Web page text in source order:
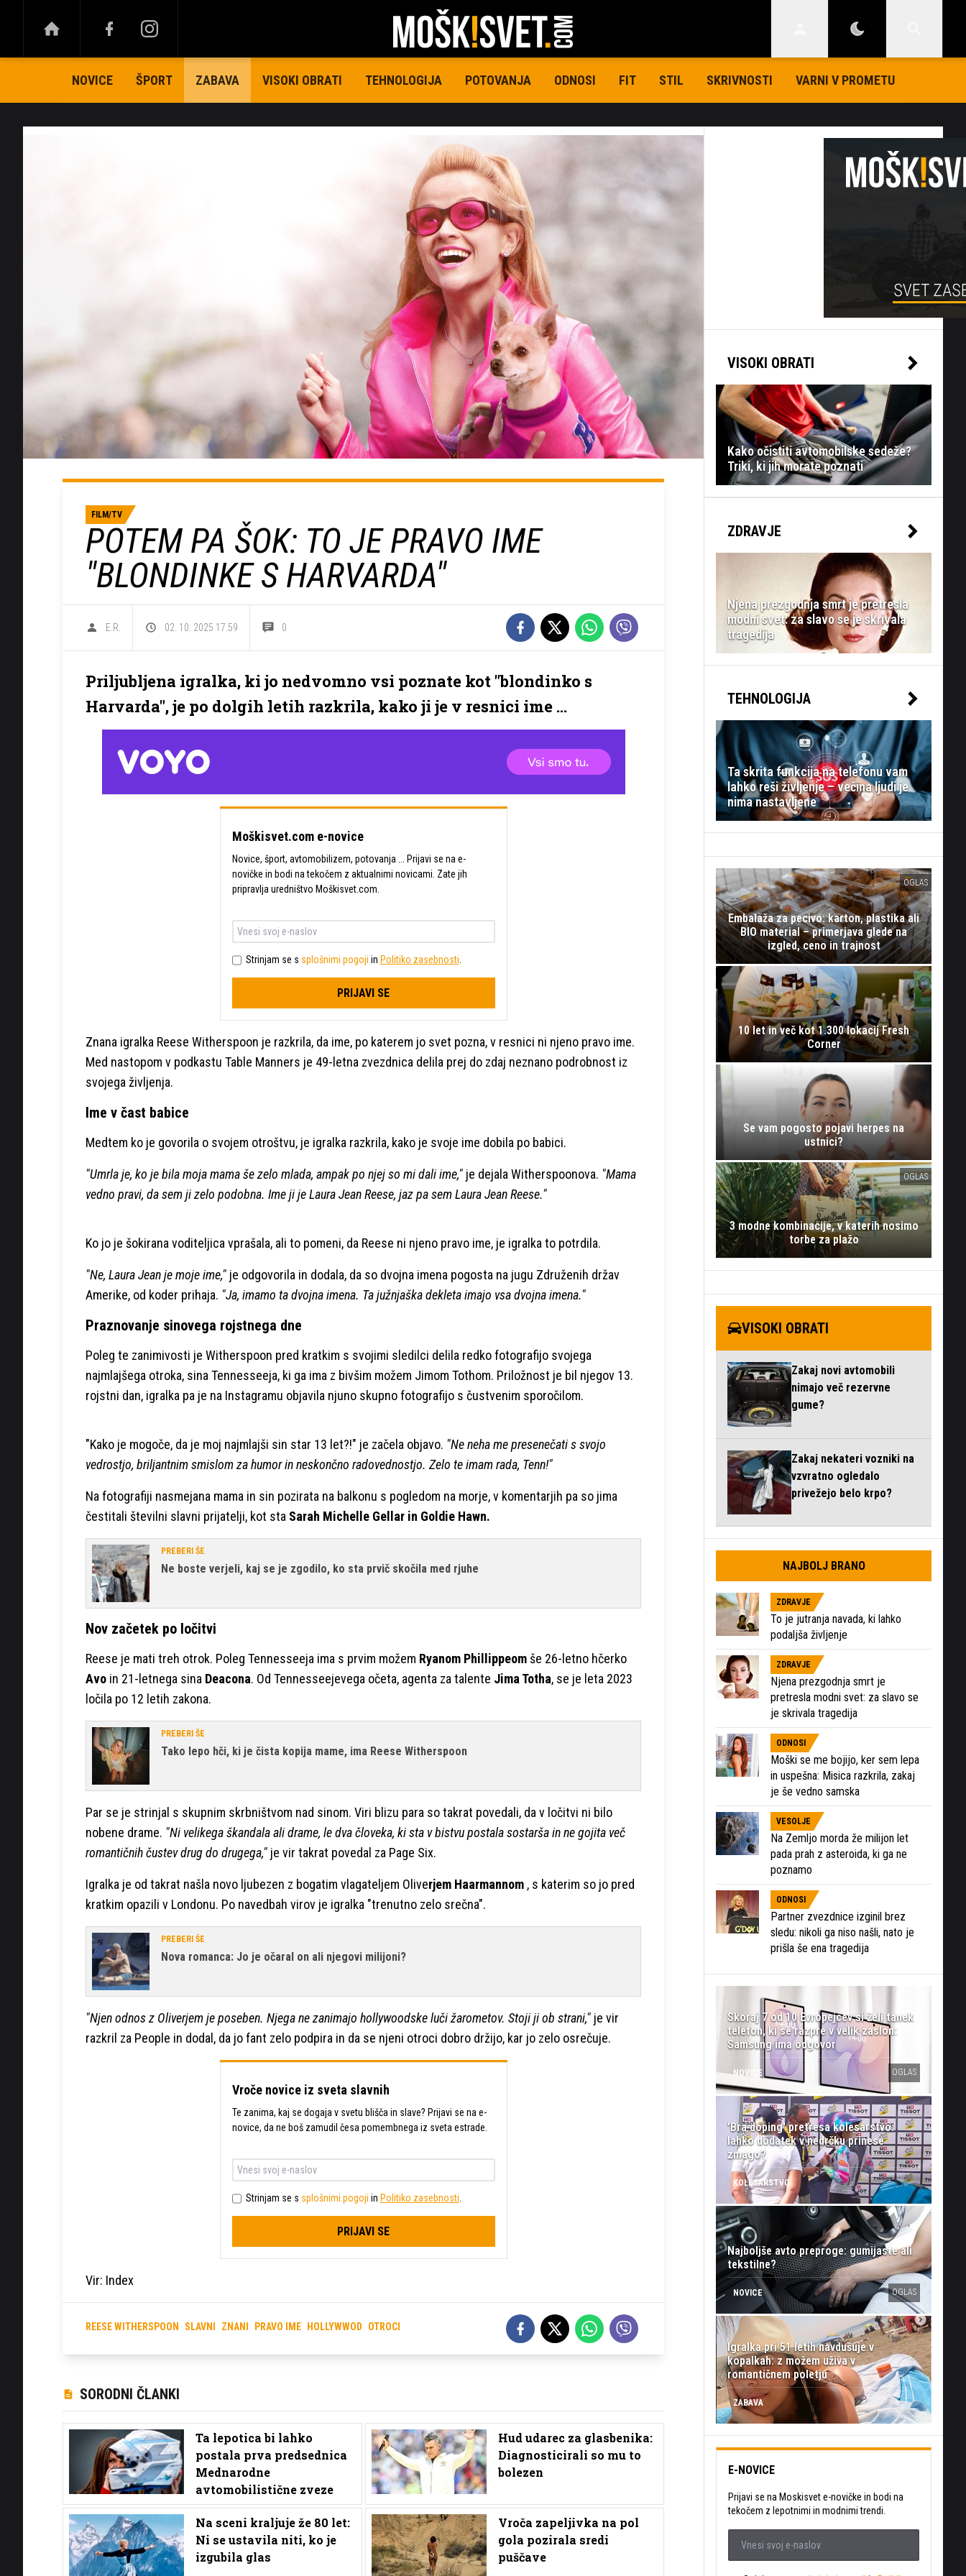
NOVICE ŠPORT ZABAVA VISOKI OBRATI TEHNOLOGIJA POTOVANJA ODNOSI FIT STIL SKRIVNOSTI VARNI V PROMETU
FILM/TV
POTEM PA ŠOK: TO JE PRAVO IME
"BLONDINKE S HARVARDA"
E.R. 02. 10. 2025 17.59 0
Priljubljena igralka, ki jo nedvomno vsi poznate kot "blondinko s
Harvarda", je po dolgih letih razkrila, kako ji je v resnici ime ...
Moškisvet.com e-novice
Novice, šport, avtomobilizem, potovanja ... Prijavi se na e-
novičke in bodi na tekočem z aktualnimi novicami. Zate jih
pripravlja uredništvo Moškisvet.com.
Strinjam se s splošnimi pogoji in Politiko zasebnosti
PRIJAVI SE
Znana igralka Reese Witherspoon je razkrila, da ime, po katerem jo svet pozna, v resnici ni njeno pravo ime.
Med nastopom v podkastu Table Manners je 49-letna zvezdnica delila prej do zdaj neznano podrobnost iz
svojega življenja.
Ime v čast babice
Medtem ko je govorila o svojem otroštvu, je igralka razkrila, kako je svoje ime dobila po babici.
"Umrla je, ko je bila moja mama še zelo mlada, ampak po njej so mi dali ime," je dejala Witherspoonova. "Mama
vedno pravi, da sem ji zelo podobna. Ime ji je Laura Jean Reese, jaz pa sem Laura Jean Reese."
Ko jo je šokirana voditeljica vprašala, ali to pomeni, da Reese ni njeno pravo ime, je igralka to potrdila.
"Ne, Laura Jean je moje ime," je odgovorila in dodala, da so dvojna imena pogosta na jugu Združenih držav
Amerike, od koder prihaja. "Ja, imamo ta dvojna imena. Ta južnjaška dekleta imajo vsa dvojna imena."
Praznovanje sinovega rojstnega dne
Poleg te zanimivosti je Witherspoon pred kratkim s svojimi sledilci delila redko fotografijo svojega
najmlajšega otroka, sina Tennesseeja, ki ga ima z bivšim možem Jimom Tothom. Priložnost je bil njegov 13.
rojstni dan, igralka pa je na Instagramu objavila njuno skupno fotografijo s čustvenim sporočilom.
"Kako je mogoče, da je moj najmlajši sin star 13 let?!" je začela objavo. "Ne neha me presenečati s svojo
vedrostjo, briljantnim smislom za humor in neskončno radovednostjo. Zelo te imam rada, Tenn!"
Na fotografiji nasmejana mama in sin pozirata na balkonu s pogledom na morje, v komentarjih pa so jima
čestitali številni slavni prijatelji, kot sta Sarah Michelle Gellar in Goldie Hawn.
PREBERI ŠE
Ne boste verjeli, kaj se je zgodilo, ko sta prvič skočila med rjuhe
Nov začetek po ločitvi
Reese je mati treh otrok. Poleg Tennesseeja ima s prvim možem Ryanom Phillippeom še 26-letno hčerko
Avo in 21-letnega sina Deacona. Od Tennesseejevega očeta, agenta za talente Jima Totha, se je leta 2023
ločila po 12 letih zakona.
PREBERI ŠE
Tako lepo hči, ki je čista kopija mame, ima Reese Witherspoon
Par se je strinjal s skupnim skrbništvom nad sinom. Viri blizu para so takrat povedali, da v ločitvi ni bilo
nobene drame. "Ni velikega škandala ali drame, le dva človeka, ki sta v bistvu postala sostarša in ne gojita več
romantičnih čustev drug do drugega," je vir takrat povedal za Page Six.
Igralka je od takrat našla novo ljubezen z bogatim vlagateljem Oliverjem Haarmannom , s katerim so jo pred
kratkim opazili v Londonu. Po navedbah virov je igralka "trenutno zelo srečna".
PREBERI ŠE
Nova romanca: Jo je očaral on ali njegovi milijoni?
"Njen odnos z Oliverjem je poseben. Njega ne zanimajo hollywoodske luči žarometov. Stoji ji ob strani," je vir
razkril za People in dodal, da jo fant zelo podpira in da se njeni otroci dobro držijo, kar jo zelo osrečuje.
Vroče novice iz sveta slavnih
Te zanima, kaj se dogaja v svetu blišča in slave? Prijavi se na e-
novice, da ne boš zamudil česa pomembnega iz sveta estrade.
Strinjam se s splošnimi pogoji in Politiko zasebnosti
PRIJAVI SE
Vir: Index
REESE WITHERSPOON SLAVNI ZNANI PRAVO IME HOLLYWWOD OTROCI
SORODNI ČLANKI
Ta lepotica bi lahko
postala prva predsednica
Mednarodne
avtomobilistične zveze
Hud udarec za glasbenika:
Diagnosticirali so mu to
bolezen
Na sceni kraljuje že 80 let:
Ni se ustavila niti, ko je
izgubila glas
Vroča zapeljivka na pol
gola pozirala sredi
puščave
VISOKI OBRATI
Kako očistiti avtomobilske sedeže?
Triki, ki jih morate poznati
ZDRAVJE
Njena prezgodnja smrt je pretresla
modni svet: za slavo se je skrivala
tragedija
TEHNOLOGIJA
Ta skrita funkcija na telefonu vam
lahko reši življenje – večina ljudi je
nima nastavljene
OGLAS
Embalaža za pecivo: karton, plastika ali
BIO material – primerjava glede na
izgled, ceno in trajnost
10 let in več kot 1.300 lokacij Fresh
Corner
Se vam pogosto pojavi herpes na
ustnici?
OGLAS
3 modne kombinacije, v katerih nosimo
torbe za plažo
VISOKI OBRATI
Zakaj novi avtomobili
nimajo več rezervne
gume?
Zakaj nekateri vozniki na
vzvratno ogledalo
privežejo belo krpo?
NAJBOLJ BRANO
ZDRAVJE
To je jutranja navada, ki lahko
podaljša življenje
ZDRAVJE
Njena prezgodnja smrt je
pretresla modni svet: za slavo se
je skrivala tragedija
ODNOSI
Moški se me bojijo, ker sem lepa
in uspešna: Misica razkrila, zakaj
je še vedno samska
VESOLJE
Na Zemljo morda že milijon let
pada prah z asteroida, ki ga ne
poznamo
ODNOSI
Partner zvezdnice izginil brez
sledu: nikoli ga niso našli, nato je
prišla še ena tragedija
Skoraj 7 od 10 Evropejcev si želi tanek
telefon, ki se razpre v velik zaslon:
Samsung ima odgovor
NOVICE OGLAS
'Bra doping' pretresa kolesarstvo:
lahko dodatek v nedrčku prinese
zmago?
KOLESARSTVO
Najboljše avto preproge: gumijaste ali
tekstilne?
NOVICE OGLAS
Igralka pri 51 letih navdušuje v
kopalkah: z možem uživa v
romantičnem poletju
ZABAVA
E-NOVICE
Prijavi se na Moskisvet e-novičke in bodi na
tekočem z lepotnimi in modnimi trendi.